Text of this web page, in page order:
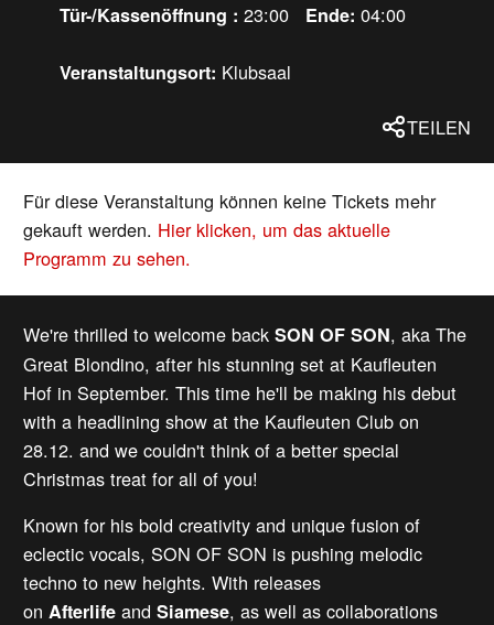
Tür-/Kassenöffnung : 23:00 Ende: 04:00
Veranstaltungsort: Klubsaal
TEILEN
Für diese Veranstaltung können keine Tickets mehr
gekauft werden. Hier klicken, um das aktuelle
Programm zu sehen.
We're thrilled to welcome backSON OF SON, aka The
Great Blondino, after his stunning set at Kaufleuten
Hof in September. This time he'll be making his debut
with a headlining show at the Kaufleuten Club on
28.12. and we couldn't think of a better special
Christmas treat for all of you!
Known for his bold creativity and unique fusion of
eclectic vocals, SON OF SON is pushing melodic
techno to new heights. With releases
onAfterlife andSiamese, as well as collaborations